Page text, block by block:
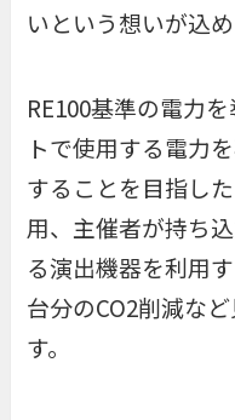
いという想いが込め
RE100基準の電力
トで使用する電力
することを目指し
用、主催者が持ち
る演出機器を利用
台分のCO2削減な
す。